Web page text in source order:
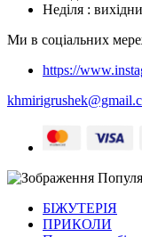
Неділя :
Ми в соціальних
https://
БІЖУТЕРІЯ
ПРИКОЛИ